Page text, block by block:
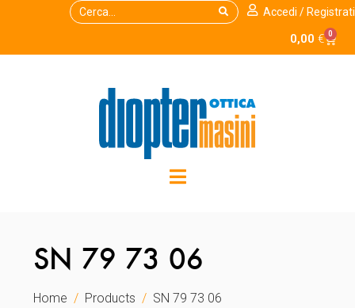
Accedi / Registrati
0,00 € 0
SN 79 73 06
Home Products SN 79 73 06